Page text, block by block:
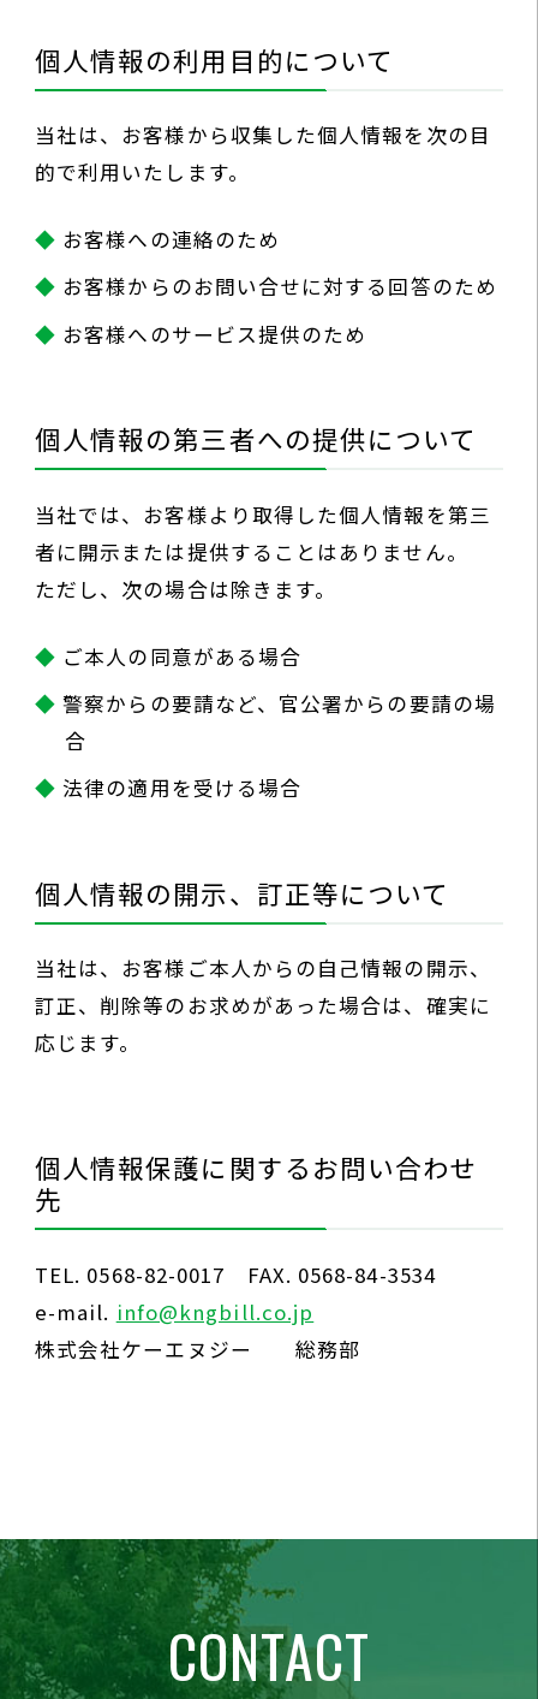
個人情報の利用目的について
当社は、お客様から収集した個人情報を次の目
的で利用いたします。
お客様への連絡のため
お客様からのお問い合せに対する回答のため
お客様へのサービス提供のため
個人情報の第三者への提供について
当社では、お客様より取得した個人情報を第三
者に開示または提供することはありません。
ただし、次の場合は除きます。
ご本人の同意がある場合
警察からの要請など、官公署からの要請の場
合
法律の適用を受ける場合
個人情報の開示、訂正等について
当社は、お客様ご本人からの自己情報の開示、
訂正、削除等のお求めがあった場合は、確実に
応じます。
個人情報保護に関するお問い合わせ
先
TEL. 0568-82-0017 FAX. 0568-84-3534
e-mail. info@kngbill.co.jp
株式会社ケーエヌジー 総務部
CONTACT